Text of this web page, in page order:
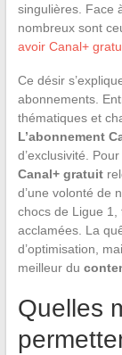
singulières. Face
nombreux sont
avoir Canal+
Ce désir
abonnements.
thématiques et
L’abonnement
d’exclusivité.
Canal+ gratuit
d’une volonté de
chocs de Ligue 1,
acclamées. La
d’optimisation,
meilleur du
Quelles